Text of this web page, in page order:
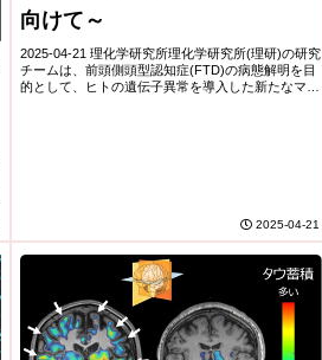
向けて～
2025-04-21 理化学研究所​理化学研究所(理研)の研究
チームは、前頭側頭型認知症(FTD)の病態解明を目
的として、ヒトの遺伝子異常を導入した新たなマウ
2025-04-21